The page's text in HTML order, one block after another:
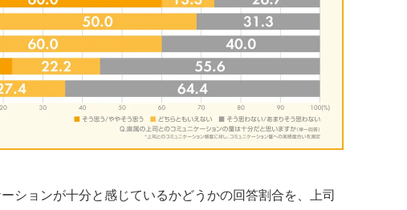
ションが十分と感じているかどうかの回答割合を、上司